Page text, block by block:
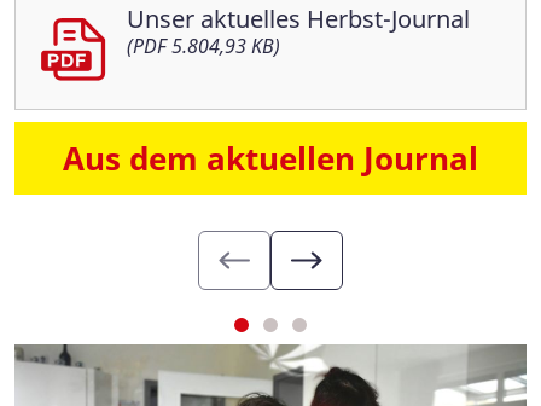
Unser aktuelles Herbst-Journal
(PDF 5.804,93 KB)
Aus dem aktuellen Journal